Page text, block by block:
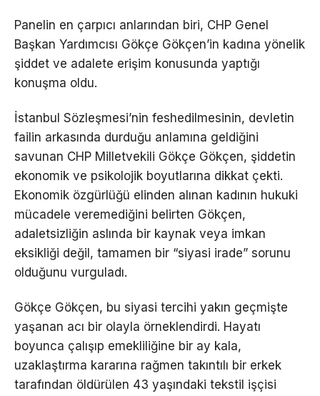
Panelin en çarpıcı anlarından biri, CHP Genel
Başkan Yardımcısı Gökçe Gökçen’in kadına yönelik
şiddet ve adalete erişim konusunda yaptığı
konuşma oldu.
İstanbul Sözleşmesi’nin feshedilmesinin, devletin
failin arkasında durduğu anlamına geldiğini
savunan CHP Milletvekili Gökçe Gökçen, şiddetin
ekonomik ve psikolojik boyutlarına dikkat çekti.
Ekonomik özgürlüğü elinden alınan kadının hukuki
mücadele veremediğini belirten Gökçen,
adaletsizliğin aslında bir kaynak veya imkan
eksikliği değil, tamamen bir “siyasi irade” sorunu
olduğunu vurguladı.
Gökçe Gökçen, bu siyasi tercihi yakın geçmişte
yaşanan acı bir olayla örneklendirdi. Hayatı
boyunca çalışıp emekliliğine bir ay kala,
uzaklaştırma kararına rağmen takıntılı bir erkek
tarafından öldürülen 43 yaşındaki tekstil işçisi